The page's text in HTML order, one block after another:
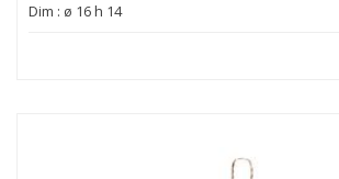
Dim : ø 16 h 14